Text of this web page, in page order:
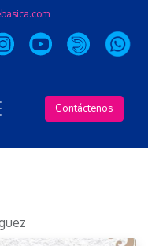
Contáctenos